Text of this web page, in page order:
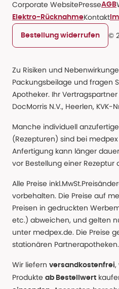
Corporate WebsitePresseAGB
Elektro-RücknahmeKontakt
Bestellung widerrufen ©
Zu Risiken und
Packungsbeilage und fragen
Apotheker. Ihr
DocMorris N.V., Heerlen, KVK-
Manche individuell
(Rezepturen) sind bei
Anfertigung kann länger
vor Bestellung einer Rezeptur
Alle Preise
vorbehalten. Die Preise auf
Preisen in gedruckten
etc.) abweichen, und gelten
unter medpex.de. Die Preise
stationären Partnerapotheken.
Wir liefern versandkostenfrei,
Produkte ab Bestellwert